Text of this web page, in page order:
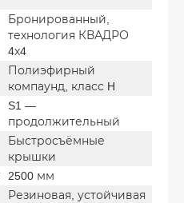
Бронированный,
технология КВАДРО
4х4
Полиэфирный
компаунд, класс H
S1 —
продолжительный
Быстросъёмные
крышки
2500 мм
Резиновая, устойчивая